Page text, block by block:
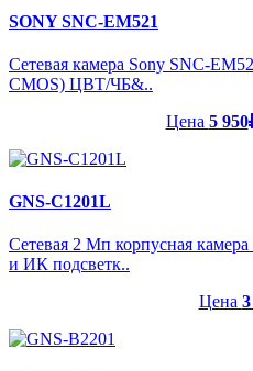
SONY SNC-EM521
Сетевая камера Sony SNC-
CMOS) ЦВТ/ЧБ&..
Цена 5 950
GNS-C1201L
Сетевая 2 Мп корпусная
и ИК подсветк..
Цена